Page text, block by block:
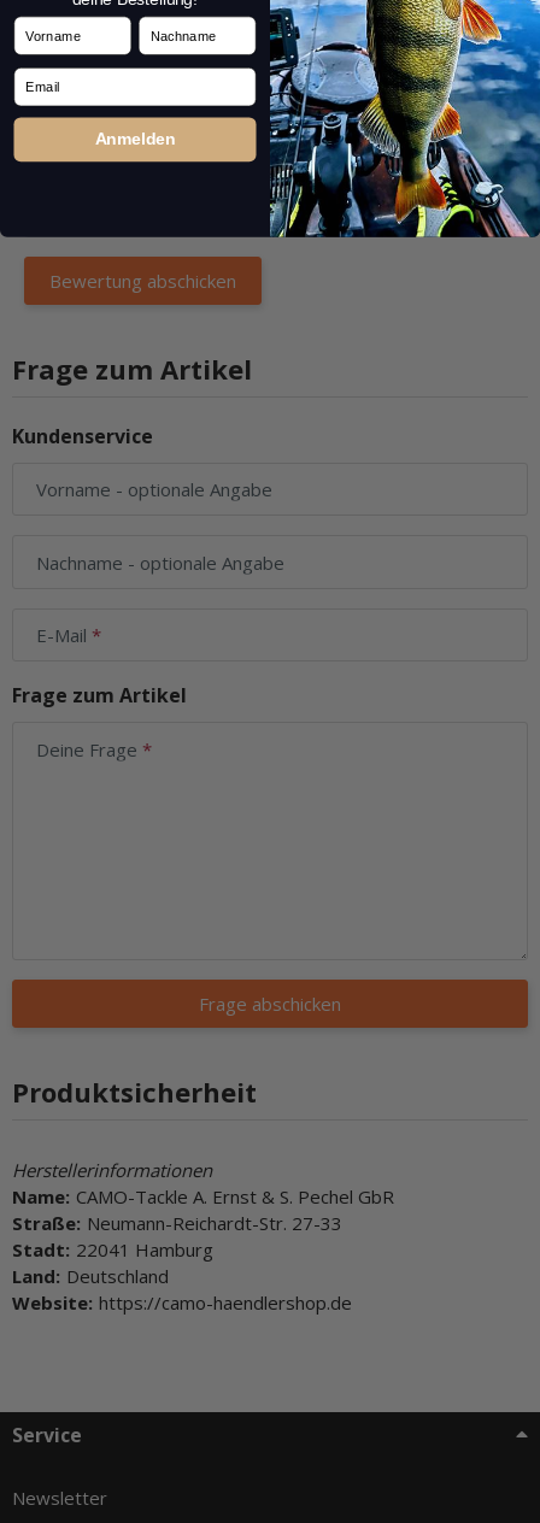
Frage zum Artikel
Kundenservice
Vorname - optionale Angabe
Nachname - optionale Angabe
E-Mail
Frage zum Artikel
Deine Frage
Frage abschicken
Produktsicherheit
Herstellerinformationen
Name: CAMO-Tackle A. Ernst & S. Pechel GbR
Straße: Neumann-Reichardt-Str. 27-33
Stadt: 22041 Hamburg
Land: Deutschland
Website: https://camo-haendlershop.de
Service
Newsletter
Vorname Nachname
Email
Anmelden